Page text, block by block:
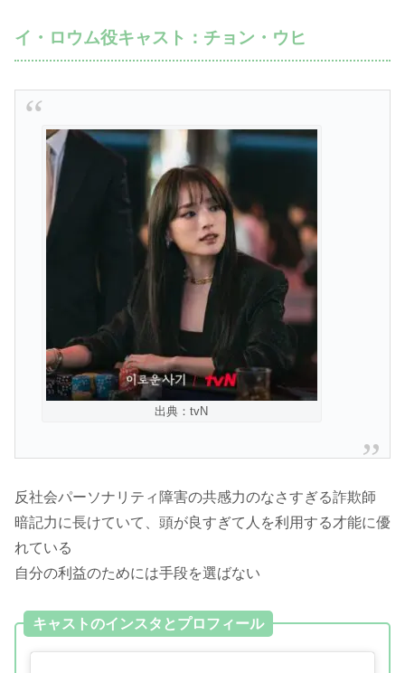
イ・ロウム役キャスト：チョン・ウヒ
出典：tvN
反社会パーソナリティ障害の共感力のなさすぎる詐欺師
暗記力に長けていて、頭が良すぎて人を利用する才能に優
れている
自分の利益のためには手段を選ばない
キャストのインスタとプロフィール